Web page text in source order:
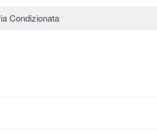
Condizionata